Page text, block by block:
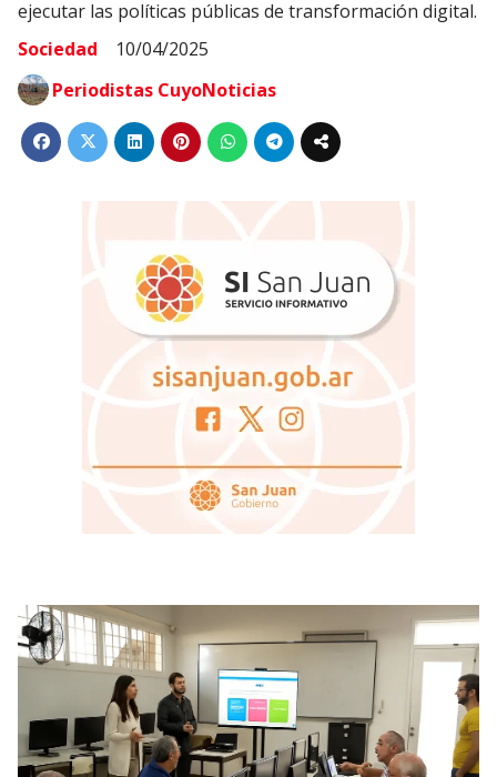
ejecutar las políticas públicas de transformación digital.
Sociedad
10/04/2025
Periodistas CuyoNoticias